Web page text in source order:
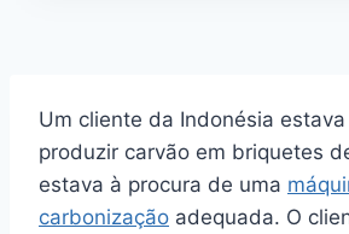
Um cliente da Indonésia
produzir carvão em briquetes
estava à procura de uma
carbonização adequada. O